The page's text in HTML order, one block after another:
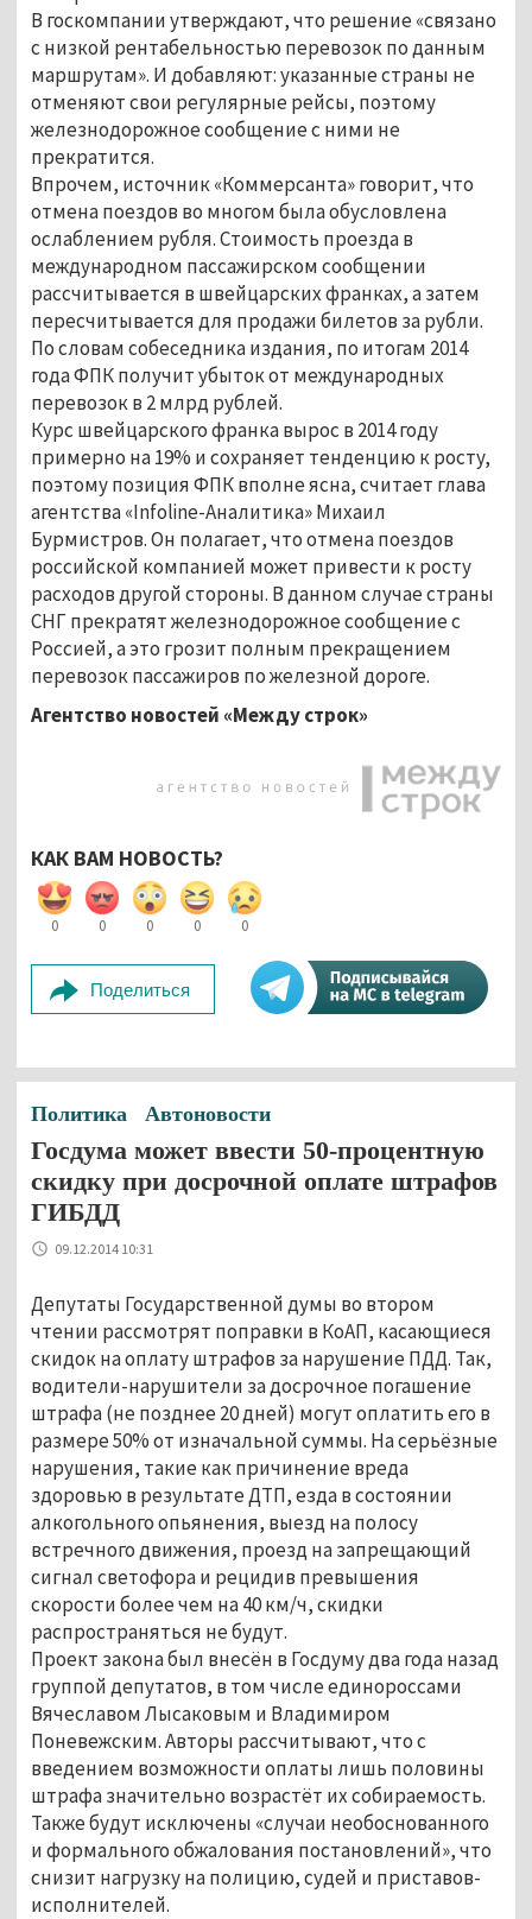
В госкомпании утверждают, что решение «связано
с низкой рентабельностью перевозок по данным
маршрутам». И добавляют: указанные страны не
отменяют свои регулярные рейсы, поэтому
железнодорожное сообщение с ними не
прекратится.
Впрочем, источник «Коммерсанта» говорит, что
отмена поездов во многом была обусловлена
ослаблением рубля. Стоимость проезда в
международном пассажирском сообщении
рассчитывается в швейцарских франках, а затем
пересчитывается для продажи билетов за рубли.
По словам собеседника издания, по итогам 2014
года ФПК получит убыток от международных
перевозок в 2 млрд рублей.
Курс швейцарского франка вырос в 2014 году
примерно на 19% и сохраняет тенденцию к росту,
поэтому позиция ФПК вполне ясна, считает глава
агентства «Infoline-Аналитика» Михаил
Бурмистров. Он полагает, что отмена поездов
российской компанией может привести к росту
расходов другой стороны. В данном случае страны
СНГ прекратят железнодорожное сообщение с
Россией, а это грозит полным прекращением
перевозок пассажиров по железной дороге.
Агентство новостей «Между строк»
КАК ВАМ НОВОСТЬ?
0 0 0 0 0
Поделиться
Политика Автоновости
Госдума может ввести 50-процентную
скидку при досрочной оплате штрафов
ГИБДД
09.12.2014 10:31
Депутаты Государственной думы во втором
чтении рассмотрят поправки в КоАП, касающиеся
скидок на оплату штрафов за нарушение ПДД. Так,
водители-нарушители за досрочное погашение
штрафа (не позднее 20 дней) могут оплатить его в
размере 50% от изначальной суммы. На серьёзные
нарушения, такие как причинение вреда
здоровью в результате ДТП, езда в состоянии
алкогольного опьянения, выезд на полосу
встречного движения, проезд на запрещающий
сигнал светофора и рецидив превышения
скорости более чем на 40 км/ч, скидки
распространяться не будут.
Проект закона был внесён в Госдуму два года назад
группой депутатов, в том числе единороссами
Вячеславом Лысаковым и Владимиром
Поневежским. Авторы рассчитывают, что с
введением возможности оплаты лишь половины
штрафа значительно возрастёт их собираемость.
Также будут исключены «случаи необоснованного
и формального обжалования постановлений», что
снизит нагрузку на полицию, судей и приставов-
исполнителей.